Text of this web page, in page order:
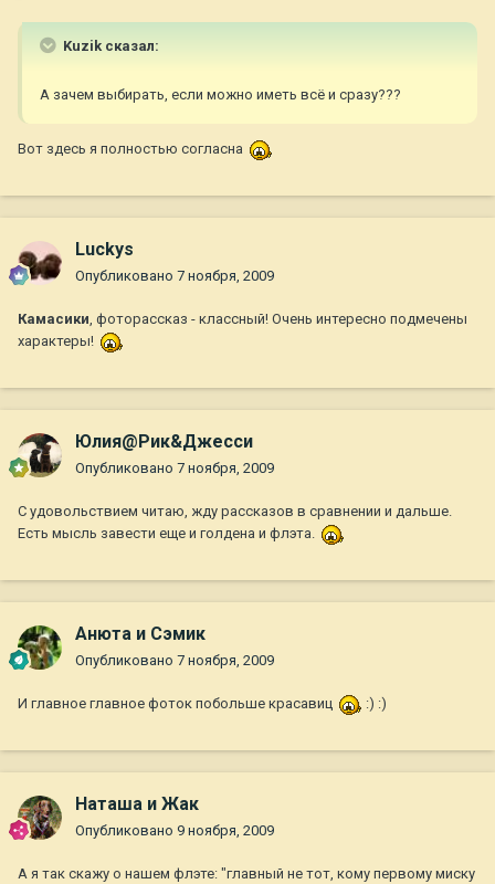
Kuzik сказал:
А зачем выбирать, если можно иметь всё и сразу???
Вот здесь я полностью согласна
Luckys
Опубликовано 7 ноября, 2009
Камасики, фоторассказ - классный! Очень интересно подмечены
характеры!
Юлия@Рик&Джесси
Опубликовано 7 ноября, 2009
С удовольствием читаю, жду рассказов в сравнении и дальше.
Есть мысль завести еще и голдена и флэта.
Анюта и Сэмик
Опубликовано 7 ноября, 2009
И главное главное фоток побольше красавиц :) :)
Наташа и Жак
Опубликовано 9 ноября, 2009
А я так скажу о нашем флэте: "главный не тот, кому первому миску